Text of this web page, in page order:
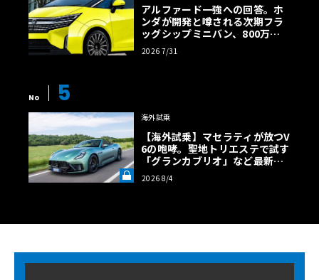
アルファード一強への回答。ホ
ンダが開発と噂される次期フラ
ッグシップミニバン、800万円
超の勝算【予想CG】
2026 7/31
No 5
海外試乗
【海外試乗】マセラティが放つV
6の咆哮。聖地トリエステで試す
「グランカブリオ」など最新ト
ロフェオ3台の官能評価《LE VO
LANT LAB》
2026 8/4